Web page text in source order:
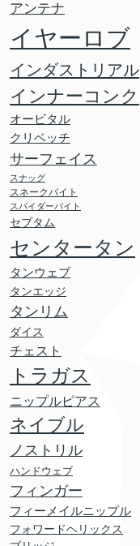
アンテナ
イヤーロブ
インダストリアル
インナーコンク
オービタル
クリベッチ
サーフェイス
スナッグ
スネークバイト
スパイダーバイト
セプタム
センタータン
タンウェブ
タンエッジ
タンリム
ダイス
チェスト
トラガス
ニップルピアス
ネイブル
ノストリル
ハンドウェブ
フィンガー
フィーメイルニップル
フォワードヘリックス